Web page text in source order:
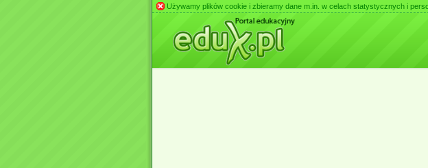
Używamy plików cookie i zbieramy dane m.in. w celach statystycznych i